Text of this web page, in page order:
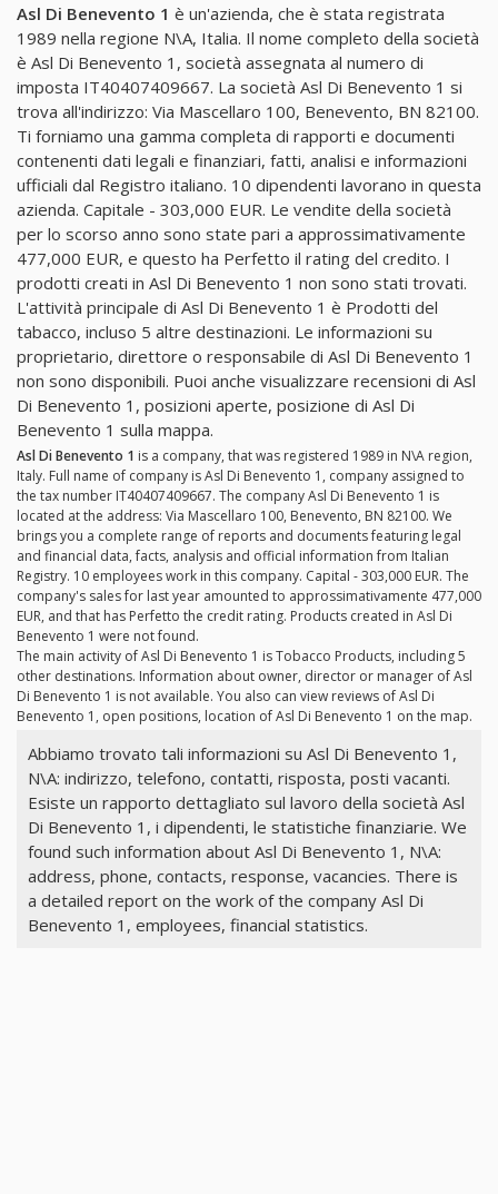
Asl Di Benevento 1 è un'azienda, che è stata registrata
1989 nella regione N\A, Italia. Il nome completo della società
è Asl Di Benevento 1, società assegnata al numero di
imposta IT40407409667. La società Asl Di Benevento 1 si
trova all'indirizzo: Via Mascellaro 100, Benevento, BN 82100.
Ti forniamo una gamma completa di rapporti e documenti
contenenti dati legali e finanziari, fatti, analisi e informazioni
ufficiali dal Registro italiano. 10 dipendenti lavorano in questa
azienda. Capitale - 303,000 EUR. Le vendite della società
per lo scorso anno sono state pari a approssimativamente
477,000 EUR, e questo ha Perfetto il rating del credito. I
prodotti creati in Asl Di Benevento 1 non sono stati trovati.
L'attività principale di Asl Di Benevento 1 è Prodotti del
tabacco, incluso 5 altre destinazioni. Le informazioni su
proprietario, direttore o responsabile di Asl Di Benevento 1
non sono disponibili. Puoi anche visualizzare recensioni di Asl
Di Benevento 1, posizioni aperte, posizione di Asl Di
Benevento 1 sulla mappa.
Asl Di Benevento 1 is a company, that was registered 1989 in N\A region,
Italy. Full name of company is Asl Di Benevento 1, company assigned to
the tax number IT40407409667. The company Asl Di Benevento 1 is
located at the address: Via Mascellaro 100, Benevento, BN 82100. We
brings you a complete range of reports and documents featuring legal
and financial data, facts, analysis and official information from Italian
Registry. 10 employees work in this company. Capital - 303,000 EUR. The
company's sales for last year amounted to approssimativamente 477,000
EUR, and that has Perfetto the credit rating. Products created in Asl Di
Benevento 1 were not found.
The main activity of Asl Di Benevento 1 is Tobacco Products, including 5
other destinations. Information about owner, director or manager of Asl
Di Benevento 1 is not available. You also can view reviews of Asl Di
Benevento 1, open positions, location of Asl Di Benevento 1 on the map.
Abbiamo trovato tali informazioni su Asl Di Benevento 1,
N\A: indirizzo, telefono, contatti, risposta, posti vacanti.
Esiste un rapporto dettagliato sul lavoro della società Asl
Di Benevento 1, i dipendenti, le statistiche finanziarie. We
found such information about Asl Di Benevento 1, N\A:
address, phone, contacts, response, vacancies. There is
a detailed report on the work of the company Asl Di
Benevento 1, employees, financial statistics.